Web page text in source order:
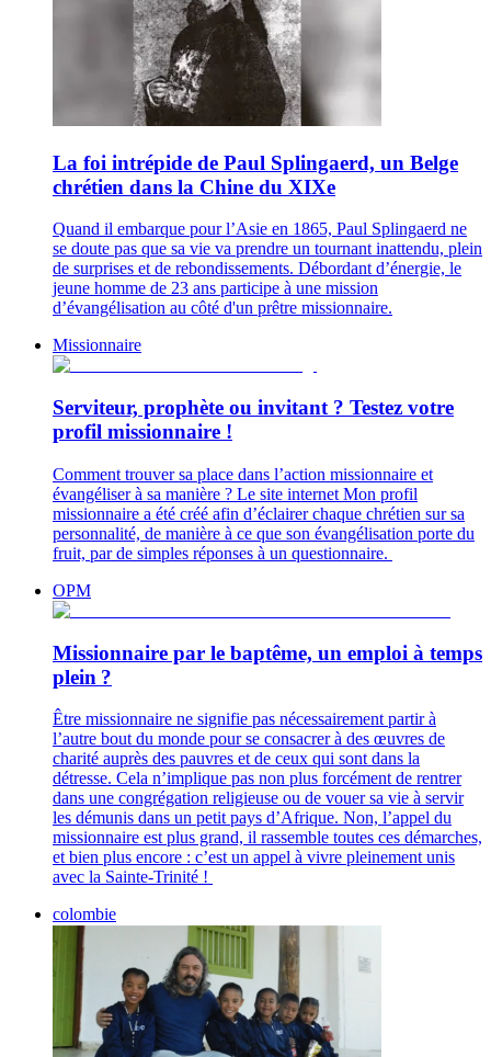
La foi intrépide de Paul Splingaerd, un Belge
chrétien dans la Chine du XIXe
Quand il embarque pour l’Asie en 1865, Paul Splingaerd ne
se doute pas que sa vie va prendre un tournant inattendu, plein
de surprises et de rebondissements. Débordant d’énergie, le
jeune homme de 23 ans participe à une mission
d’évangélisation au côté d'un prêtre missionnaire.
Missionnaire
Serviteur, prophète ou invitant ? Testez votre
profil missionnaire !
Comment trouver sa place dans l’action missionnaire et
évangéliser à sa manière ? Le site internet Mon profil
missionnaire a été créé afin d’éclairer chaque chrétien sur sa
personnalité, de manière à ce que son évangélisation porte du
fruit, par de simples réponses à un questionnaire.
OPM
Missionnaire par le baptême, un emploi à temps
plein ?
Être missionnaire ne signifie pas nécessairement partir à
l’autre bout du monde pour se consacrer à des œuvres de
charité auprès des pauvres et de ceux qui sont dans la
détresse. Cela n’implique pas non plus forcément de rentrer
dans une congrégation religieuse ou de vouer sa vie à servir
les démunis dans un petit pays d’Afrique. Non, l’appel du
missionnaire est plus grand, il rassemble toutes ces démarches,
et bien plus encore : c’est un appel à vivre pleinement unis
avec la Sainte-Trinité !
colombie